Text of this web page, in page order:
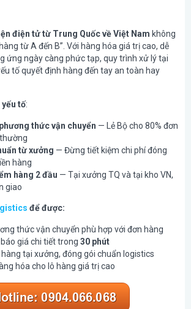
điện tử từ Trung Quốc về Việt Nam không
từ A đến B”. Với hàng hóa giá trị cao, dễ
ứng ngày càng phức tạp, quy trình xử lý tại
tố quyết định hàng đến tay an toàn hay
yếu tố:
thức vận chuyển — Lẻ Bộ cho 80% đơn
từ xưởng — Đừng tiết kiệm chi phí đóng
hàng
hàng 2 đầu — Tại xưởng TQ và tại kho VN,
giao
để được:
thức vận chuyển phù hợp với đơn hàng
giá chi tiết trong 30 phút
hàng tại xưởng, đóng gói chuẩn logistics
hóa cho lô hàng giá trị cao